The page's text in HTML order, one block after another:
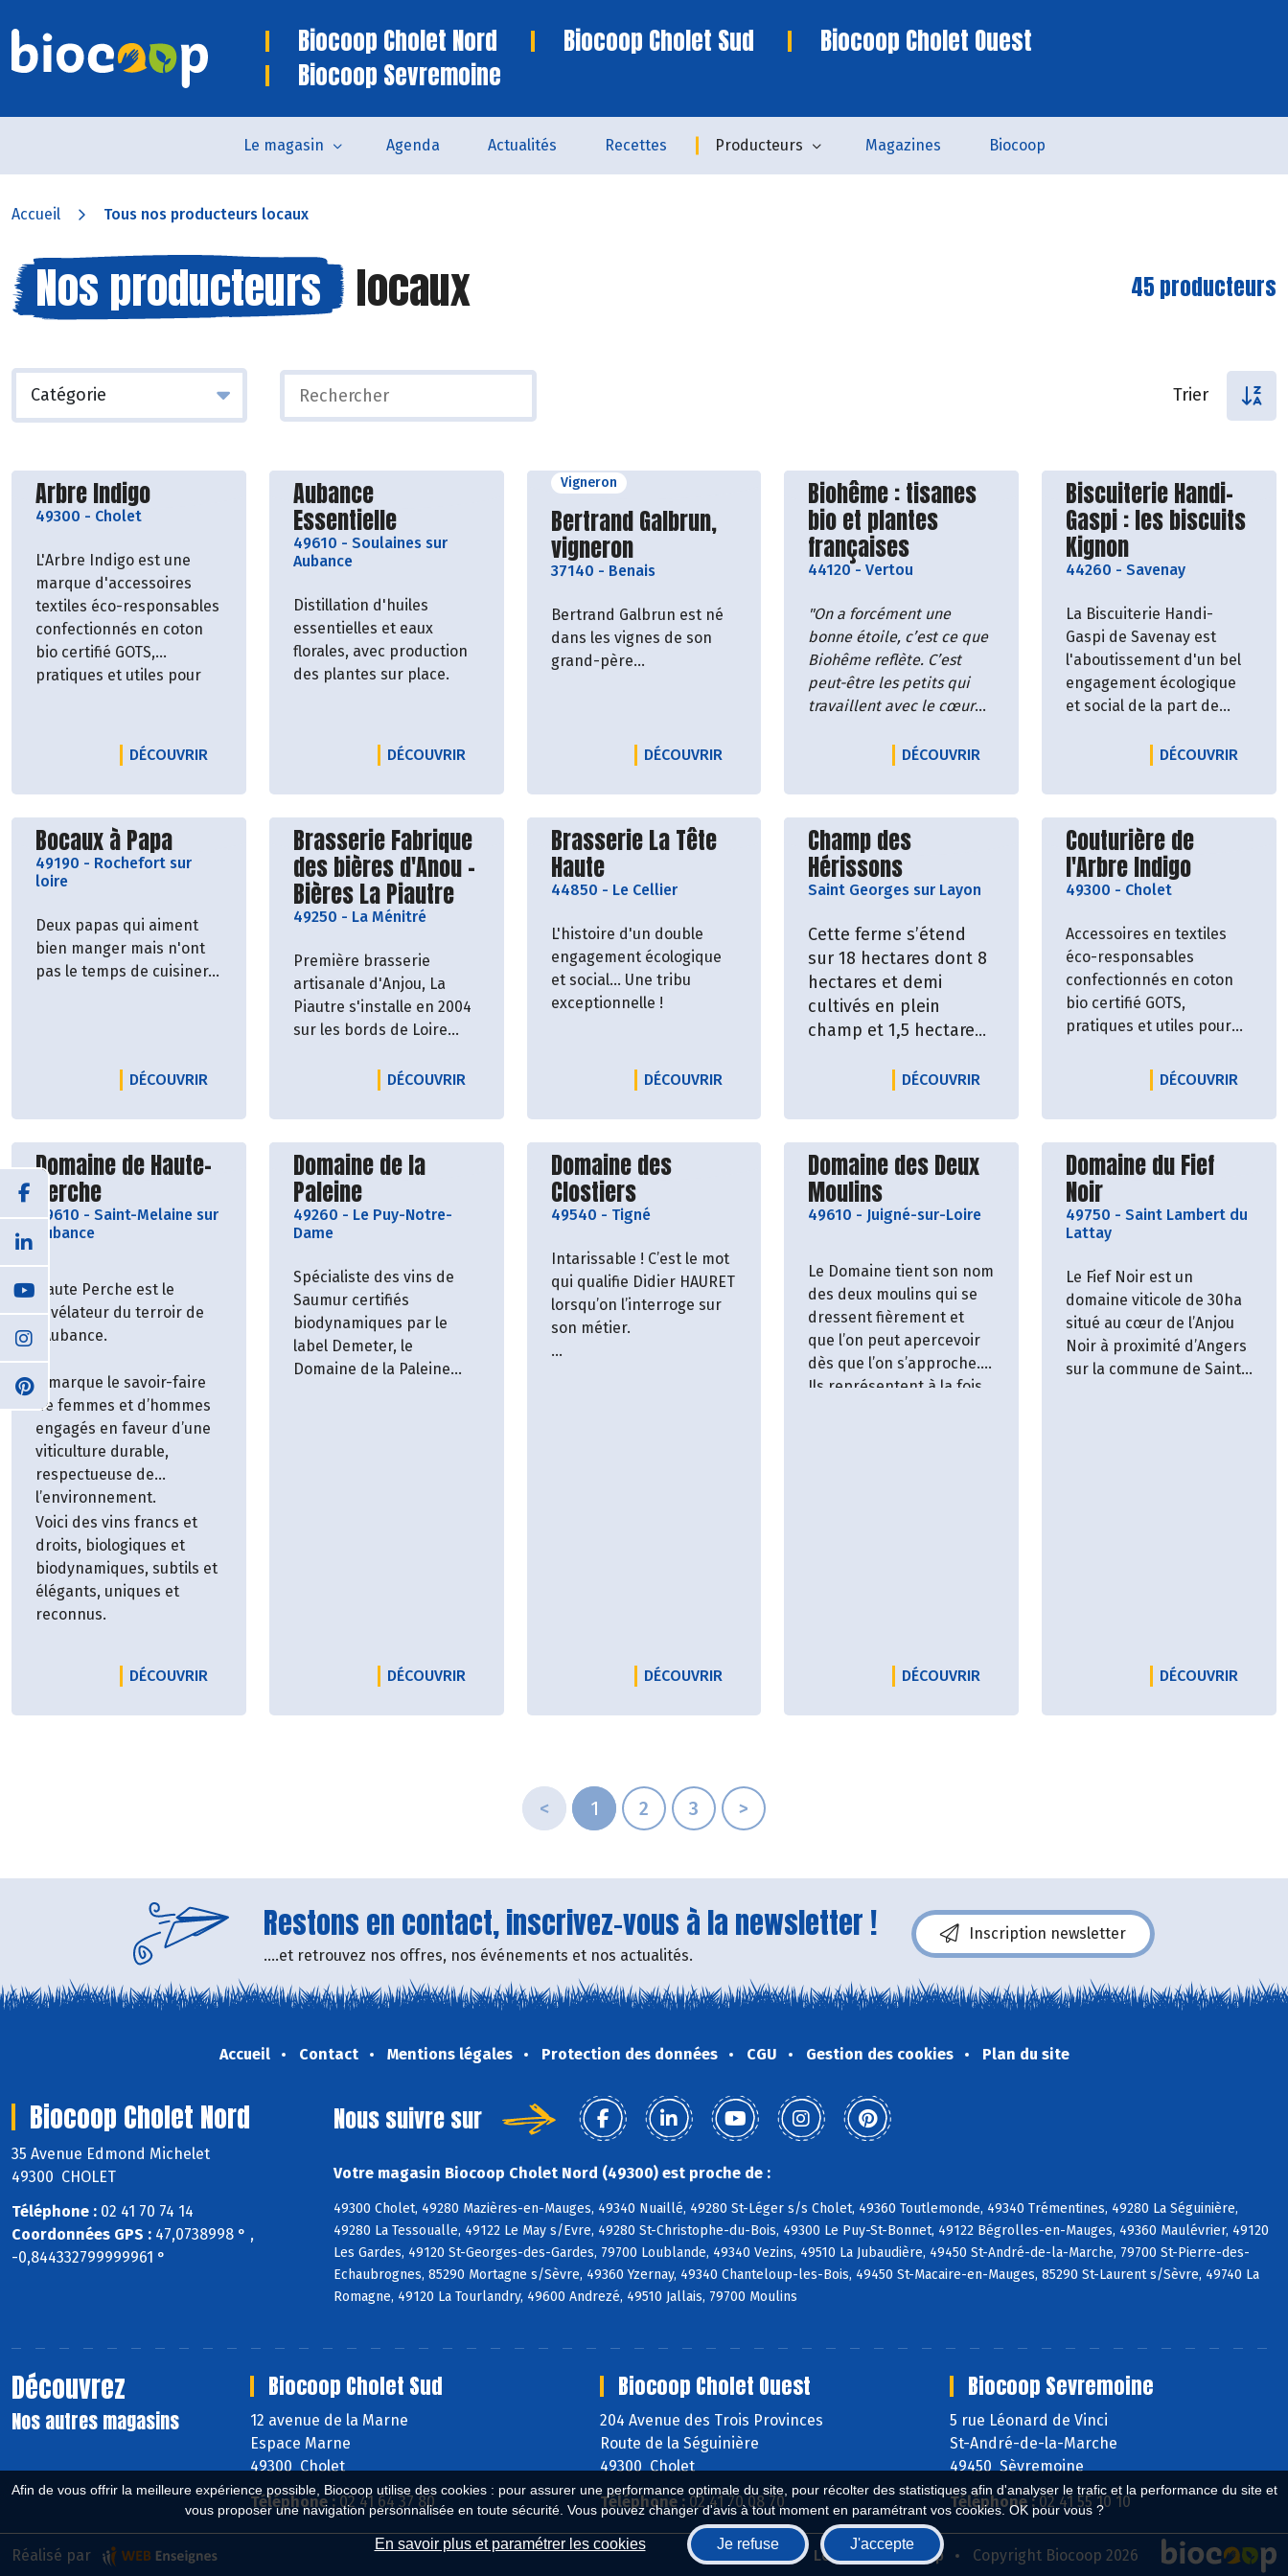
Afin de vous offrir la meilleure expérience possible, Biocoop utilise des cookies : pour assurer une performance optimale du site, pour récolter des statistiques afin d'analyser le trafic et la performance du site et
vous proposer une navigation personnalisée en toute sécurité. Vous pouvez changer d'avis à tout moment en paramétrant vos cookies. OK pour vous ?
En savoir plus et paramétrer les cookies Je refuse J'accepte
Biocoop Cholet Nord Biocoop Cholet Sud
Biocoop Cholet Ouest
Biocoop Sevremoine
Le magasin Agenda Actualités Recettes Producteurs Magazines Biocoop
Accueil Tous nos producteurs locaux
Nos producteurs locaux 45 producteurs
Trier
Découvrir le producteur
Arbre Indigo
49300 - Cholet
L'Arbre Indigo est une
marque d'accessoires
textiles éco-responsables
confectionnés en coton
bio certifié GOTS,
pratiques et utiles pour
sain et plus respectueux
de l'homme et de la
nature.
DÉCOUVRIRLE PRODUCTEUR ARBRE INDIGO
Découvrir le producteur
Aubance
Essentielle
49610 - Soulaines sur
Aubance
Distillation d'huiles
essentielles et eaux
florales, avec production
des plantes sur place.
DÉCOUVRIRLE PRODUCTEUR AUBANCE ESSENTIELLE
Vigneron
Découvrir le producteur
Bertrand Galbrun,
vigneron
37140 - Benais
Bertrand Galbrun est né
dans les vignes de son
grand-père...
DÉCOUVRIR LE PRODUCTEUR BERTRAND GALBRUN, VIGNERON
Découvrir le producteur
Biohême : tisanes
bio et plantes
françaises
44120- Vertou
"On a forcément une
bonne étoile, c’est ce que
Biohême reflète. C’est
peut-être les petits qui
travaillent avec le cœur
une belle manière de
Tels sont les mots
inspirants de Laure Fidel,
fondatrice de la marque
Biohême, tisanes bio
fabriquées en France
DÉCOUVRIR LE PRODUCTEUR BIOHÊME : TISANES BIO ET
Découvrir le
Biscuiterie Handi-
Gaspi : les biscuits
Kignon
44260 - Savenay
La Biscuiterie Handi-
Gaspi de Savenay est
l'aboutissement d'un bel
engagement écologique
et social de la part de
Sans aucun doute, les
biscuits les plus engagés
du marché !
DÉCOUVRIRLE
Découvrir le producteur
Bocaux à Papa
49190 - Rochefort sur
loire
Deux papas qui aiment
bien manger mais n'ont
pas le temps de cuisiner...
DÉCOUVRIRLE PRODUCTEUR BOCAUX À PAPA
Découvrir le producteur
Brasserie Fabrique
des bières d'Anou -
Bières La Piautre
49250 - La Ménitré
Première brasserie
artisanale d'Anjou, La
Piautre s'installe en 2004
sur les bords de Loire...
DÉCOUVRIRLE PRODUCTEUR BRASSERIE FABRIQUE DES BIÈRES D'ANOU - BIÈRES LA PIAUTRE
Découvrir le producteur
Brasserie La Tête
Haute
44850 - Le Cellier
L'histoire d'un double
engagement écologique
et social... Une tribu
exceptionnelle !
DÉCOUVRIR LE PRODUCTEUR BRASSERIE LA TÊTE HAUTE
Découvrir le producteur
Champ des
Hérissons
Saint Georges sur Layon
Cette ferme s’étend
sur 18 hectares dont 8
hectares et demi
cultivés en plein
champ et 1,5 hectare
produits une
variétés de légumes
DÉCOUVRIR LE PRODUCTEUR CHAMP DES HÉRISSONS
Découvrir le
Couturière de
l'Arbre Indigo
49300 - Cholet
Accessoires en textiles
éco-responsables
confectionnés en coton
bio certifié GOTS,
pratiques et utiles pour
vers un mode de vie plus
sain et plus respectueux
de l'homme et de la
nature.
DÉCOUVRIRLE
Découvrir le producteur
Domaine de Haute-
Perche
49610 - Saint-Melaine sur
Aubance
Haute Perche est le
révélateur du terroir de
l’Aubance.
Il marque le savoir-faire
de femmes et d’hommes
engagés en faveur d’une
viticulture durable,
respectueuse de
l’environnement.
Voici des vins francs et
droits, biologiques et
biodynamiques, subtils et
élégants, uniques et
reconnus.
DÉCOUVRIRLE PRODUCTEUR DOMAINE DE HAUTE-PERCHE
Découvrir le producteur
Domaine de la
Paleine
49260 - Le Puy-Notre-
Dame
Spécialiste des vins de
Saumur certifiés
biodynamiques par le
label Demeter, le
Domaine de la Paleine
DÉCOUVRIRLE PRODUCTEUR DOMAINE DE LA PALEINE
Découvrir le producteur
Domaine des
Clostiers
49540 - Tigné
Intarissable ! C’est le mot
qui qualifie Didier HAURET
lorsqu’on l’interroge sur
son métier.
Stéphane et se nomme
Clostiers
DÉCOUVRIR LE PRODUCTEUR DOMAINE DES CLOSTIERS
Découvrir le producteur
Domaine des Deux
Moulins
49610 - Juigné-sur-Loire
Le Domaine tient son nom
des deux moulins qui se
dressent fièrement et
que l’on peut apercevoir
dès que l’on s’approche.
Ils représentent à la fois
DÉCOUVRIR LE PRODUCTEUR DOMAINE DES DEUX
Découvrir le
Domaine du Fief
Noir
49750 - Saint Lambert du
Lattay
Le Fief Noir est un
domaine viticole de 30ha
situé au cœur de l’Anjou
Noir à proximité d’Angers
sur la commune de Saint-
DÉCOUVRIRLE
< 1 2 3 >
Restons en contact, inscrivez-vous à la newsletter !
....et retrouvez nos offres, nos événements et nos actualités.
Inscription newsletter
Accueil Contact Mentions légales Protection des données CGU Gestion des cookies Plan du site
Biocoop Cholet Nord
35 Avenue Edmond Michelet
49300 CHOLET
Téléphone : 02 41 70 74 14
Coordonnées GPS : 47,0738998 ° ,
-0,844332799999961 °
Nous suivre sur
Votre magasin Biocoop Cholet Nord (49300) est proche de :
49300 Cholet, 49280 Mazières-en-Mauges, 49340 Nuaillé, 49280 St-Léger s/s Cholet, 49360 Toutlemonde, 49340 Trémentines, 49280 La Séguinière,
49280 La Tessoualle, 49122 Le May s/Evre, 49280 St-Christophe-du-Bois, 49300 Le Puy-St-Bonnet, 49122 Bégrolles-en-Mauges, 49360 Maulévrier, 49120
Les Gardes, 49120 St-Georges-des-Gardes, 79700 Loublande, 49340 Vezins, 49510 La Jubaudière, 49450 St-André-de-la-Marche, 79700 St-Pierre-des-
Echaubrognes, 85290 Mortagne s/Sèvre, 49360 Yzernay, 49340 Chanteloup-les-Bois, 49450 St-Macaire-en-Mauges, 85290 St-Laurent s/Sèvre, 49740 La
Romagne, 49120 La Tourlandry, 49600 Andrezé, 49510 Jallais, 79700 Moulins
Découvrez
Nos autres magasins
Biocoop Cholet Sud
12 avenue de la Marne
Espace Marne
49300 Cholet
Téléphone : 02 41 64 37 80
Biocoop Cholet Ouest
204 Avenue des Trois Provinces
Route de la Séguinière
49300 Cholet
Téléphone : 02 41 70 08 70
Biocoop Sevremoine
5 rue Léonard de Vinci
St-André-de-la-Marche
49450 Sèvremoine
Téléphone :02 41 55 10 10
Biocoop.fr Le réseau Biocoop Copyright Biocoop 2026
Réalisé par